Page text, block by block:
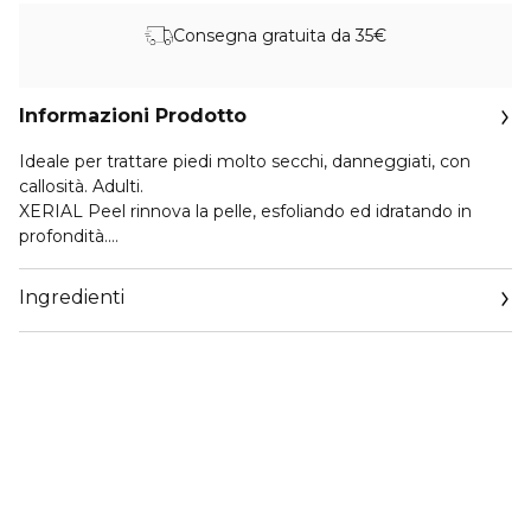
Consegna gratuita da 35€
Informazioni Prodotto
Ideale per trattare piedi molto secchi, danneggiati, con
callosità. Adulti.
XERIAL Peel rinnova la pelle, esfoliando ed idratando in
profondità.
emollienti con azione mirata su zone ruvide ed ispessite del
piede.
Ingredienti